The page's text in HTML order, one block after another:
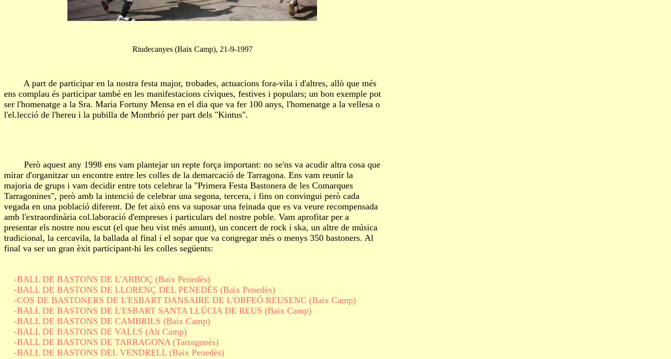
Riudecanyes (Baix Camp), 21-9-1997
A part de participar en la nostra festa major, trobades, actuacions fora-vila i d'altres, allò que més
ens complau és participar també en les manifestacions cíviques, festives i populars; un bon exemple pot
ser l'homenatge a la Sra. Maria Fortuny Mensa en el dia que va fer 100 anys, l'homenatge a la vellesa o
l'el.lecció de l'hereu i la pubilla de Montbrió per part dels "Kintus".
Però aquest any 1998 ens vam plantejar un repte força important: no se'ns va acudir altra cosa que
mirar d'organitzar un encontre entre les colles de la demarcació de Tarragona. Ens vam reunir la
majoria de grups i vam decidir entre tots celebrar la "Primera Festa Bastonera de les Comarques
Tarragonines", però amb la intenció de celebrar una segona, tercera, i fins on convingui però cada
vegada en una població diferent. De fet això ens va suposar una feinada que es va veure recompensada
amb l'extraordinària col.laboració d'empreses i particulars del nostre poble. Vam aprofitar per a
presentar els nostre nou escut (el que heu vist més amunt), un concert de rock i ska, un altre de música
tradicional, la cercavila, la ballada al final i el sopar que va congregar més o menys 350 bastoners. Al
final va ser un gran èxit participant-hi les colles següents:
-BALL DE BASTONS DE L'ARBOÇ (Baix Penedès)
-BALL DE BASTONS DE LLORENÇ DEL PENEDÈS (Baix Penedès)
-COS DE BASTONERS DE L'ESBART DANSAIRE DE L'ORFEÓ REUSENC (Baix Camp)
-BALL DE BASTONS DE L'ESBART SANTA LLÚCIA DE REUS (Baix Camp)
-BALL DE BASTONS DE CAMBRILS (Baix Camp)
-BALL DE BASTONS DE VALLS (Alt Camp)
-BALL DE BASTONS DE TARRAGONA (Tarragonès)
-BALL DE BASTONS DEL VENDRELL (Baix Penedès)